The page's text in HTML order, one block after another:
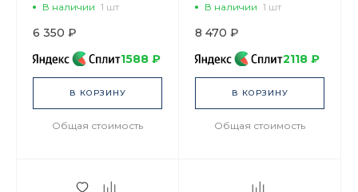
В наличии 1 шт
6 350 ₽
1588 ₽
В КОРЗИНУ
Общая стоимость
В наличии 1 шт
8 470 ₽
2118 ₽
В КОРЗИНУ
Общая стоимость